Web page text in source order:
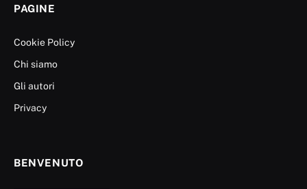
PAGINE
Cookie Policy
Chi siamo
Gli autori
Privacy
BENVENUTO